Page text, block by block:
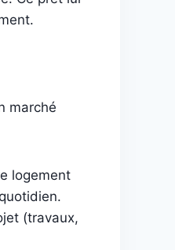
marché
logement
(travaux,